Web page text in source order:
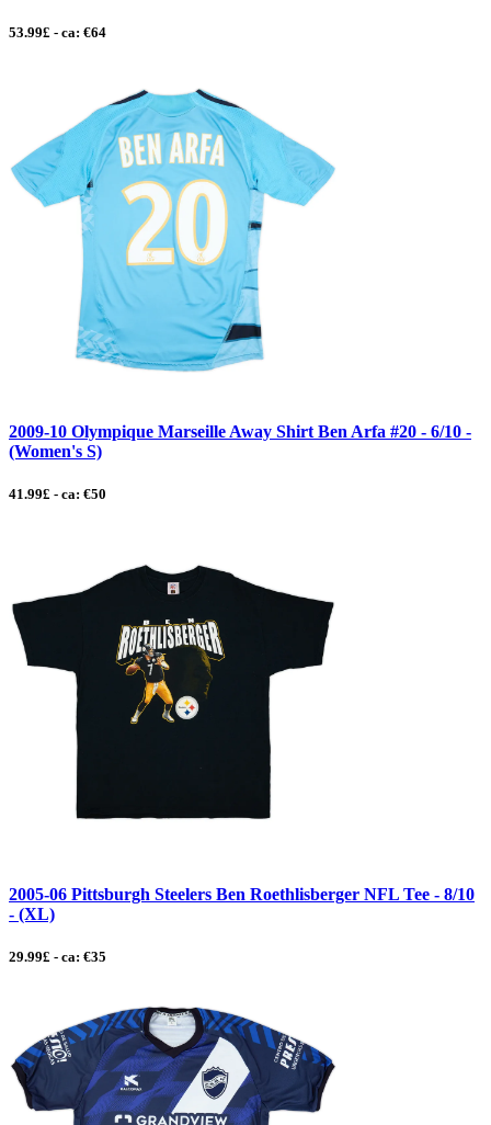
53.99£ - ca: €64
2009-10 Olympique Marseille Away Shirt Ben Arfa #20 - 6/10 -
(Women's S)
41.99£ - ca: €50
2005-06 Pittsburgh Steelers Ben Roethlisberger NFL Tee - 8/10
- (XL)
29.99£ - ca: €35